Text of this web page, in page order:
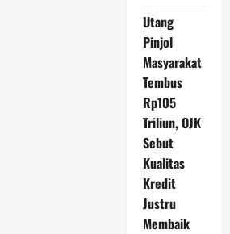
Utang
Pinjol
Masyarakat
Tembus
Rp105
Triliun, OJK
Sebut
Kualitas
Kredit
Justru
Membaik